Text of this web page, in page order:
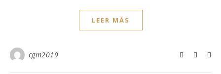
LEER MÁS
cgm2019